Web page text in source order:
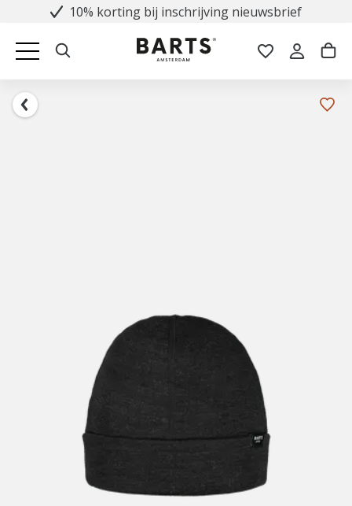
10% korting bij inschrijving nieuwsbrief